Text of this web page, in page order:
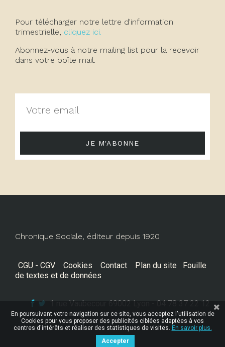
Pour télécharger notre lettre d'information
trimestrielle, cliquez ici.
Abonnez-vous à notre mailing list pour la recevoir
dans votre boîte mail.
JE M'ABONNE
Chronique Sociale, éditeur depuis 1920
CGU - CGV Cookies Contact Plan du site
Fouille
de textes et de données
1 rue Vaubecour 69002 Lyon - 04 78 37 22 12
En poursuivant votre navigation sur ce site, vous acceptez l'utilisation de
Cookies pour vous proposer des publicités ciblées adaptées à vos
centres d'intérêts et réaliser des statistiques de visites. En savoir plus.
Accepter